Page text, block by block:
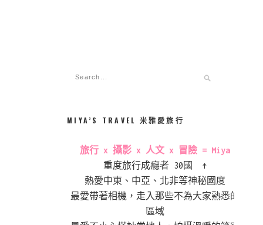
MIYA’S TRAVEL 米雅愛旅行
旅行 x 攝影 x 人文 x 冒險 = Miya
重度旅行成癮者 30國 ↑
熱愛中東、中亞、北非等神秘國度
最愛帶著相機，走入那些不為大家熟悉的
區域